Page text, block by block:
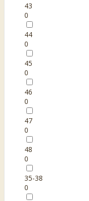
43
0
44
0
45
0
46
0
47
0
48
0
35-38
0